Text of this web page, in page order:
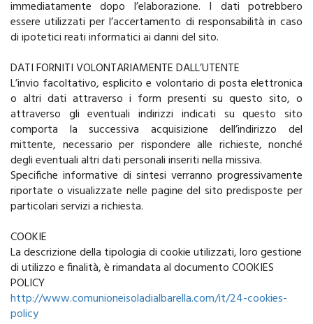
immediatamente dopo l’elaborazione. I dati potrebbero
essere utilizzati per l’accertamento di responsabilità in caso
di ipotetici reati informatici ai danni del sito.
DATI FORNITI VOLONTARIAMENTE DALL’UTENTE
L’invio facoltativo, esplicito e volontario di posta elettronica
o altri dati attraverso i form presenti su questo sito, o
attraverso gli eventuali indirizzi indicati su questo sito
comporta la successiva acquisizione dell’indirizzo del
mittente, necessario per rispondere alle richieste, nonché
degli eventuali altri dati personali inseriti nella missiva.
Specifiche informative di sintesi verranno progressivamente
riportate o visualizzate nelle pagine del sito predisposte per
particolari servizi a richiesta.
COOKIE
La descrizione della tipologia di cookie utilizzati, loro gestione
di utilizzo e finalità, è rimandata al documento COOKIES
POLICY
http://www.comunioneisoladialbarella.com/it/24-cookies-
policy